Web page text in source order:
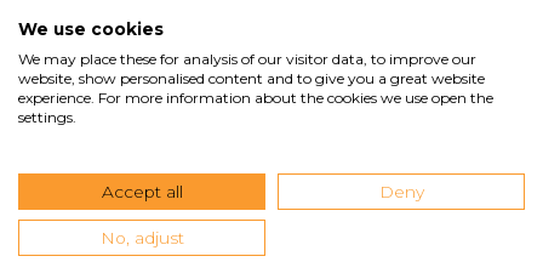
Vormad/Sittingimage
Edisonstraat 11•3281 NC Numansdorp•T
info@sittingimage.com
We use cookies
We may place these for analysis of our visitor data, to improve our
website, show personalised content and to give you a great website
experience. For more information about the cookies we use open the
settings.
Accept all Deny
No, adjust